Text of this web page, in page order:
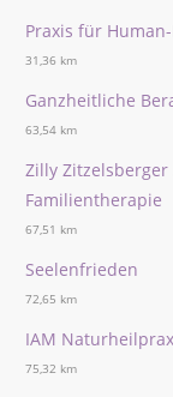
Praxis für
31,36 km
Ganzheitliche
63,54 km
Zilly Zitzelsberger
Familientherapie
67,51 km
Seelenfrieden
72,65 km
IAM
75,32 km